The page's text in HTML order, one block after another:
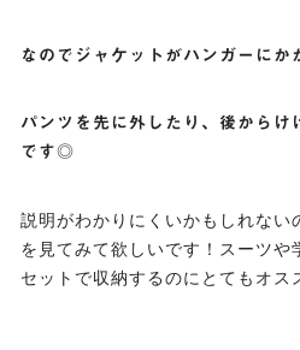
なのでジャケットがハンガーにか
パンツを先に外したり、後からけ
です◎
説明がわかりにくいかもしれない
を見てみて欲しいです！スーツ
セットで収納するのにとてもオス